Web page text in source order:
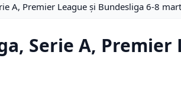
A, Premier League și Bundesliga 6-8
Serie A, Premier